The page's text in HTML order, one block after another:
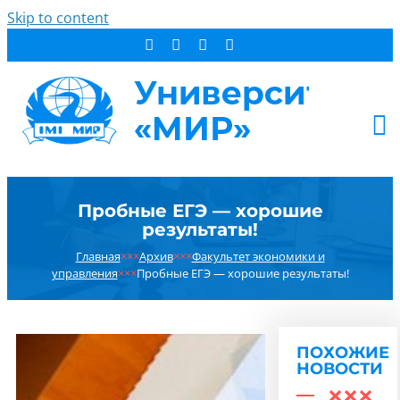
Skip to content
СТУДЕНТУ
ДОПОБРАЗОВАНИЕ
ОБ УНИВЕРСИТЕТЕ
НОВОСТИ
РЕЗУЛЬТАТ ПОИСКА:
Пробные ЕГЭ — хорошие
результаты!
Главная×××Архив×××Факультет экономики и
управления×××Пробные ЕГЭ — хорошие результаты!
ПОХОЖИЕ
НОВОСТИ